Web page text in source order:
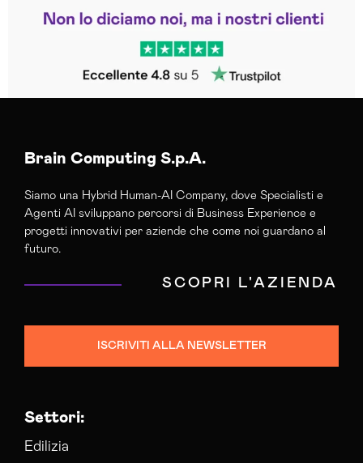
Trustpilot
Brain Computing S.p.A.
Siamo una Hybrid Human-AI Company, dove Specialisti e
Agenti AI sviluppano percorsi di Business Experience e
progetti innovativi per aziende che come noi guardano al
futuro.
SCOPRI L'AZIENDA
ISCRIVITI ALLA NEWSLETTER
Settori:
Edilizia